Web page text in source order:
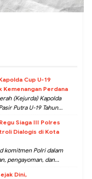
Cup U-19
Kemenangan Perdana
(Kejurda) Kapolda
Putra U-19 Tahun...
Siaga III Polres
Dialogis di Kota
komitmen Polri dalam
pengayoman, dan...
Dini,